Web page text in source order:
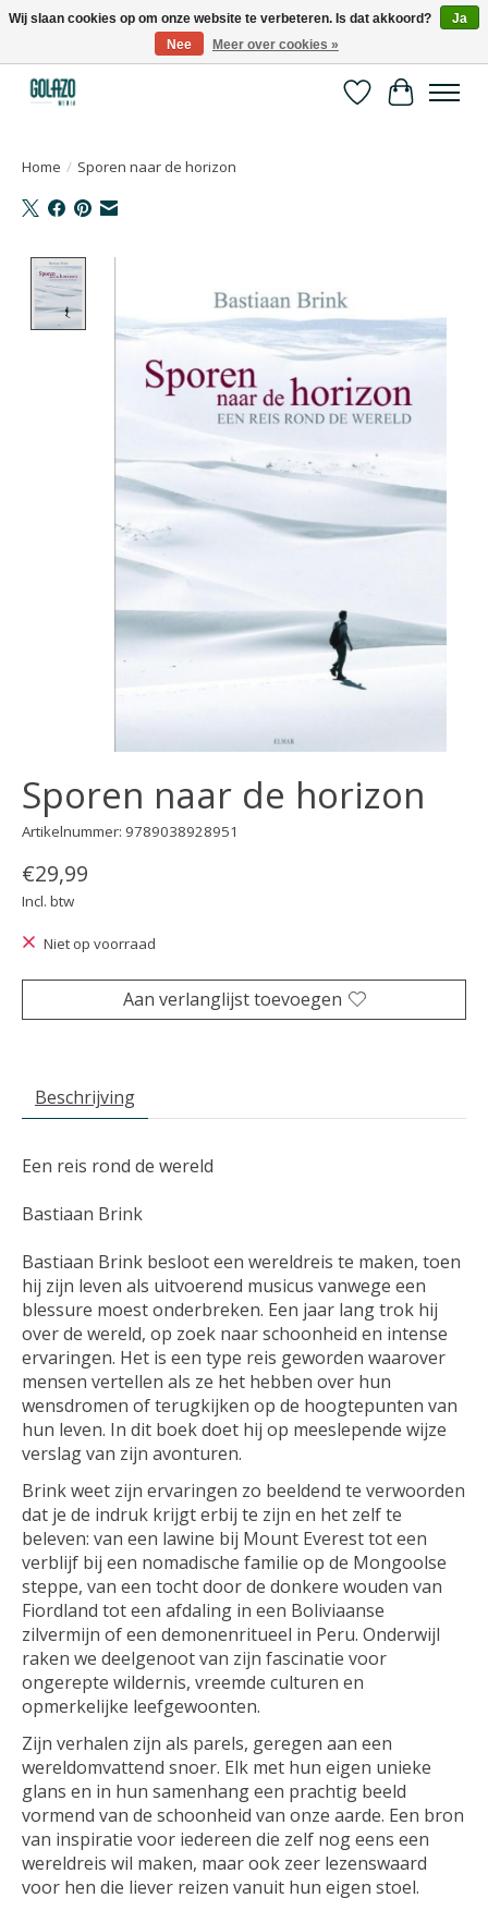
Kennispartner in sport, bewegen en gezondheid
Verlanglijst
Home / Sporen naar de horizon
Sporen naar de horizon
Artikelnummer: 9789038928951
€29,99
Incl. btw
Niet op voorraad
Aan verlanglijst toevoegen
Beschrijving
Een reis rond de wereld
Bastiaan Brink
Bastiaan Brink besloot een wereldreis te maken, toen
hij zijn leven als uitvoerend musicus vanwege een
blessure moest onderbreken. Een jaar lang trok hij
over de wereld, op zoek naar schoonheid en intense
ervaringen. Het is een type reis geworden waarover
mensen vertellen als ze het hebben over hun
wensdromen of terugkijken op de hoogtepunten van
hun leven. In dit boek doet hij op meeslepende wijze
verslag van zijn avonturen.
Brink weet zijn ervaringen zo beeldend te verwoorden
dat je de indruk krijgt erbij te zijn en het zelf te
beleven: van een lawine bij Mount Everest tot een
verblijf bij een nomadische familie op de Mongoolse
steppe, van een tocht door de donkere wouden van
Fiordland tot een afdaling in een Boliviaanse
zilvermijn of een demonenritueel in Peru. Onderwijl
raken we deelgenoot van zijn fascinatie voor
ongerepte wildernis, vreemde culturen en
opmerkelijke leefgewoonten.
Zijn verhalen zijn als parels, geregen aan een
wereldomvattend snoer. Elk met hun eigen unieke
glans en in hun samenhang een prachtig beeld
vormend van de schoonheid van onze aarde. Een bron
van inspiratie voor iedereen die zelf nog eens een
wereldreis wil maken, maar ook zeer lezenswaard
voor hen die liever reizen vanuit hun eigen stoel.
Wij slaan cookies op om onze website te verbeteren. Is dat akkoord?
Ja
Nee
Meer over cookies »